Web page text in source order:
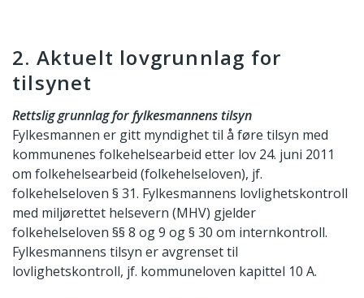
2. Aktuelt lovgrunnlag for
tilsynet
Rettslig grunnlag for fylkesmannens tilsyn
Fylkesmannen er gitt myndighet til å føre tilsyn med
kommunenes folkehelsearbeid etter lov 24. juni 2011
om folkehelsearbeid (folkehelseloven), jf.
folkehelseloven § 31. Fylkesmannens lovlighetskontroll
med miljørettet helsevern (MHV) gjelder
folkehelseloven §§ 8 og 9 og § 30 om internkontroll.
Fylkesmannens tilsyn er avgrenset til
lovlighetskontroll, jf. kommuneloven kapittel 10 A.